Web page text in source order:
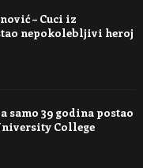
– Cuci iz
nepokolebljivi heroj
samo 39 godina postao
College